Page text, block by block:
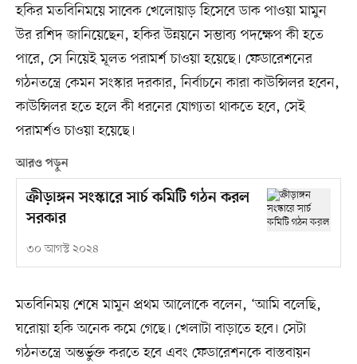
হকির মতবিনিময়ে সাবেক খেলোয়াড় হিসেবে ডাক পাওয়া মামুন
উর রশিদ জানিয়েছেন, হকির উন্নয়নে সম্ভাব্য পদক্ষেপ কী হতে
পারে, সে নিয়েই মূলত পরামর্শ চাওয়া হয়েছে। ফেডারেশনের
গঠনতন্ত্রে কেমন সংস্কার দরকার, নির্বাচনে কারা কাউন্সিলর হবেন,
কাউন্সিলর হতে হলে কী ধরনের যোগ্যতা থাকতে হবে, সেই
পরামর্শও চাওয়া হয়েছে।
আরও পড়ুন
ক্রীড়াঙ্গন সংস্কারে সার্চ কমিটি গঠন করল
সরকার
৩০ আগস্ট ২০২৪
মতবিনিময় শেষে মামুন প্রথম আলোকে বলেন, ‘আমি বলেছি,
ঘরোয়া হকি অনেক কমে গেছে। খেলাটা বাড়াতে হবে। সেটা
গঠনতন্ত্রে অন্তর্ভুক্ত করতে হবে এবং ফেডারেশনকে বাস্তবায়ন